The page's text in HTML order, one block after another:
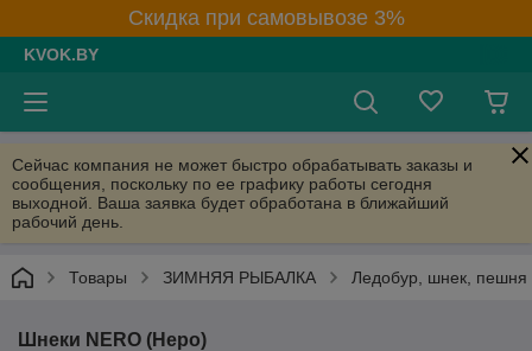
Скидка при самовывозе 3%
KVOK.BY
Сейчас компания не может быстро обрабатывать заказы и
сообщения, поскольку по ее графику работы сегодня
выходной. Ваша заявка будет обработана в ближайший
рабочий день.
Товары ЗИМНЯЯ РЫБАЛКА Ледобур, шнек, пешня
Шнеки NERO (Неро)